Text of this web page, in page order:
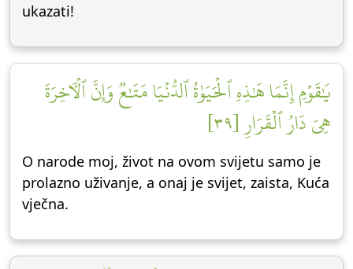
ukazati!
يَٰقَوۡمِ إِنَّمَا هَٰذِهِ ٱلۡحَيَوٰةُ ٱلدُّنۡيَا مَتَٰعٞ وَإِنَّ ٱلۡأٓخِرَةَ
هِيَ دَارُ ٱلۡقَرَارِ [٣٩]
O narode moj, život na ovom svijetu samo je
prolazno uživanje, a onaj je svijet, zaista, Kuća
vječna.